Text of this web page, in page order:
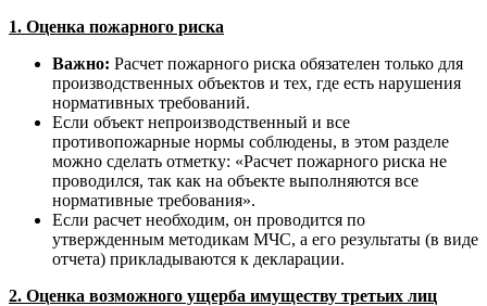
1. Оценка пожарного риска
Важно: Расчет пожарного риска обязателен только для
производственных объектов и тех, где есть нарушения
нормативных требований.
Если объект непроизводственный и все
противопожарные нормы соблюдены, в этом разделе
можно сделать отметку: «Расчет пожарного риска не
проводился, так как на объекте выполняются все
нормативные требования».
Если расчет необходим, он проводится по
утвержденным методикам МЧС, а его результаты (в виде
отчета) прикладываются к декларации.
2. Оценка возможного ущерба имуществу третьих лиц